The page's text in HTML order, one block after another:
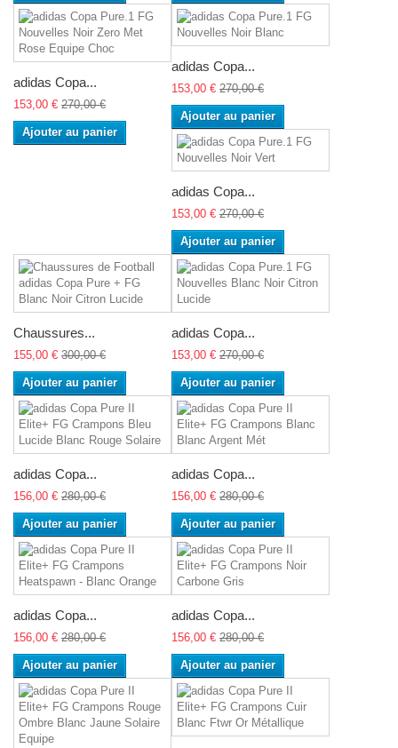
adidas Copa...
153,00 € 270,00 €
Ajouter au panier
adidas Copa...
153,00 € 270,00 €
Ajouter au panier
adidas Copa...
153,00 € 270,00 €
Ajouter au panier
Chaussures...
155,00 € 300,00 €
Ajouter au panier
adidas Copa...
153,00 € 270,00 €
Ajouter au panier
adidas Copa...
156,00 € 280,00 €
Ajouter au panier
adidas Copa...
156,00 € 280,00 €
Ajouter au panier
adidas Copa...
156,00 € 280,00 €
Ajouter au panier
adidas Copa...
156,00 € 280,00 €
Ajouter au panier